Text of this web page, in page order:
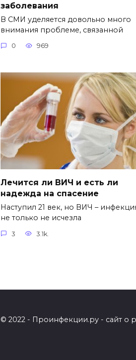
заболевания
В СМИ уделяется довольно много
внимания проблеме, связанной
0 969
Лечится ли ВИЧ и есть ли
надежда на спасение
Наступил 21 век, но ВИЧ –
не только не исчезла
3 3.1k.
© 2022 - Проинфекции.ру - сайт о